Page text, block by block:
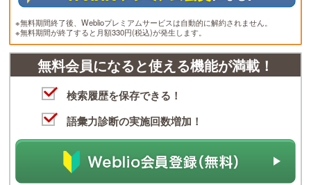
※無料期間終了後、Weblioプレミアムサービスは自動的に解約されません。
※無料期間が終了すると月額330円(税込)が発生します。
無料会員になると使える機能が満載！
検索履歴を保存できる！
語彙力診断の実施回数増加！